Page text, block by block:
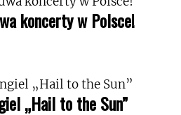
koncerty w Polsce!
„Hail to the Sun”